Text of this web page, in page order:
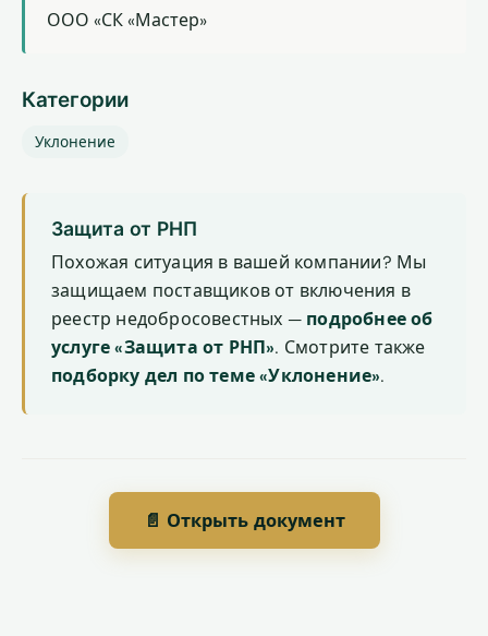
ООО «СК «Мастер»
Категории
Уклонение
Защита от РНП
Похожая ситуация в вашей компании? Мы
защищаем поставщиков от включения в
реестр недобросовестных — подробнее об
услуге «Защита от РНП». Смотрите также
подборку дел по теме «Уклонение».
📄 Открыть документ